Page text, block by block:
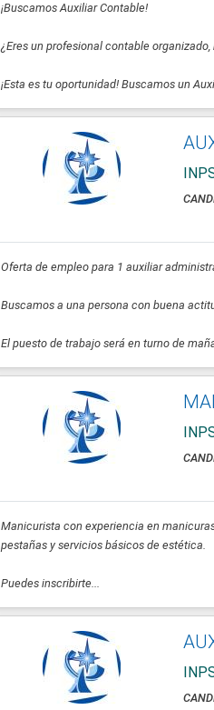
¡Buscamos Auxiliar Contable!
¿Eres un profesional contable
¡Esta es tu oportunidad! Buscamos un
Oferta de empleo para 1 auxiliar
Buscamos a una persona con buena
El puesto de trabajo será en turno de
Manicurista con experiencia en
pestañas y servicios básicos de estética.
Puedes inscribirte...